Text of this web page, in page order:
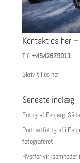
Kontakt os her –
Tlf. +4542679011
Skriv til os her
Seneste indlæg
Fotograf Esbjerg:
Portrætfotograf i
fotograferet
Hvorfor